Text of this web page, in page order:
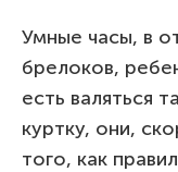
Умные часы, в
брелоков,
есть валяться
куртку, они,
того, как